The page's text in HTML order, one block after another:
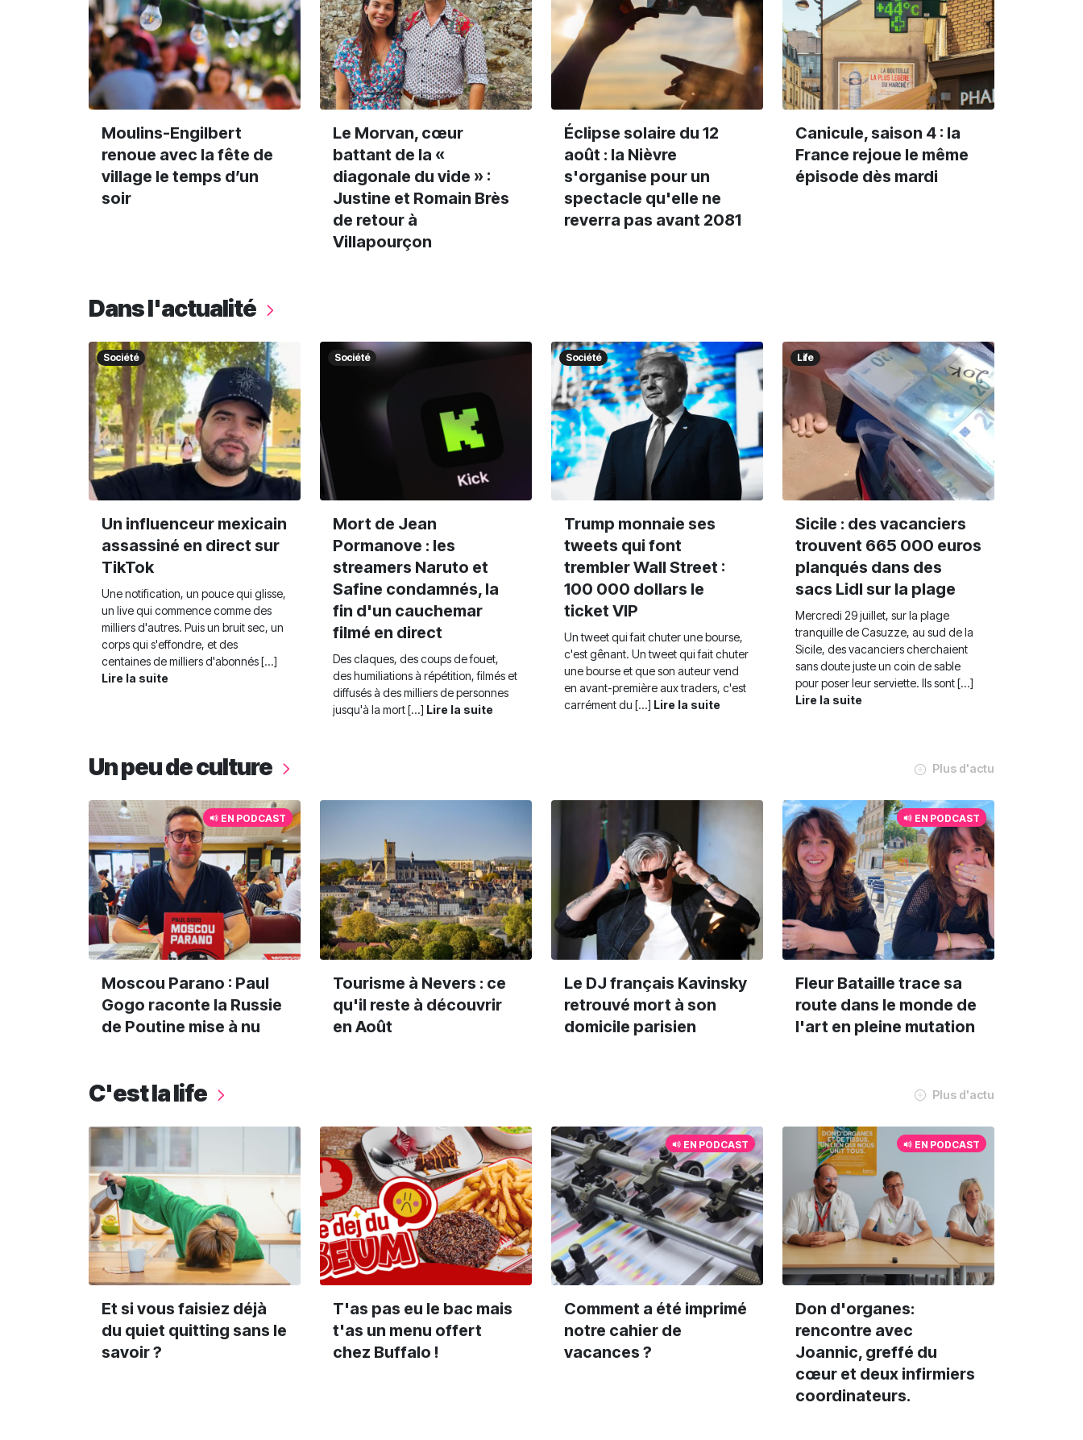
Moulins-Engilbert
renoue avec la fête de
village le temps d’un
soir
Le Morvan, cœur
battant de la «
diagonale du vide » :
Justine et Romain Brès
de retour à
Villapourçon
Éclipse solaire du 12
août : la Nièvre
s'organise pour un
spectacle qu'elle ne
reverra pas avant 2081
Canicule, saison 4 : la
France rejoue le même
épisode dès mardi
Dans l'actualité
Société
Un influenceur mexicain
assassiné en direct sur
TikTok
Une notification, un pouce qui glisse,
un live qui commence comme des
milliers d'autres. Puis un bruit sec, un
corps qui s'effondre, et des
centaines de milliers d'abonnés [...]
Lire la suite
Société
Mort de Jean
Pormanove : les
streamers Naruto et
Safine condamnés, la
fin d'un cauchemar
filmé en direct
Des claques, des coups de fouet,
des humiliations à répétition, filmés et
diffusés à des milliers de personnes
jusqu'à la mort [...] Lire la suite
Société
Trump monnaie ses
tweets qui font
trembler Wall Street :
100 000 dollars le
ticket VIP
Un tweet qui fait chuter une bourse,
c'est gênant. Un tweet qui fait chuter
une bourse et que son auteur vend
en avant-première aux traders, c'est
carrément du [...] Lire la suite
Life
Sicile : des vacanciers
trouvent 665 000 euros
planqués dans des
sacs Lidl sur la plage
Mercredi 29 juillet, sur la plage
tranquille de Casuzze, au sud de la
Sicile, des vacanciers cherchaient
sans doute juste un coin de sable
pour poser leur serviette. Ils sont [...]
Lire la suite
Un peu de culture Plus d'actu
EN PODCAST
Moscou Parano : Paul
Gogo raconte la Russie
de Poutine mise à nu
Tourisme à Nevers : ce
qu'il reste à découvrir
en Août
Le DJ français Kavinsky
retrouvé mort à son
domicile parisien
EN PODCAST
Fleur Bataille trace sa
route dans le monde de
l'art en pleine mutation
C'est la life Plus d'actu
Et si vous faisiez déjà
du quiet quitting sans le
savoir ?
T'as pas eu le bac mais
t'as un menu offert
chez Buffalo !
EN PODCAST
Comment a été imprimé
notre cahier de
vacances ?
EN PODCAST
Don d'organes:
rencontre avec
Joannic, greffé du
cœur et deux infirmiers
coordinateurs.